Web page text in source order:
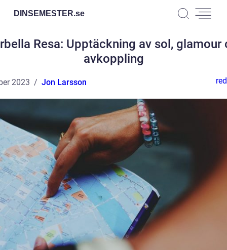
DINSEMESTER.se
Resa: Upptäckning av sol, glamour
avkoppling
2023 Jon Larsson